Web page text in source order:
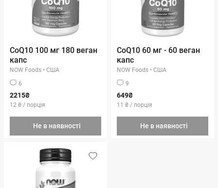
CoQ10 100 мг 180 веган
капс
NOW Foods • США
6
2215₴
12 ₴ / порція
Не в наявності
CoQ10 60 мг - 60 веган
капс
NOW Foods • США
9
649₴
11 ₴ / порція
Не в наявності